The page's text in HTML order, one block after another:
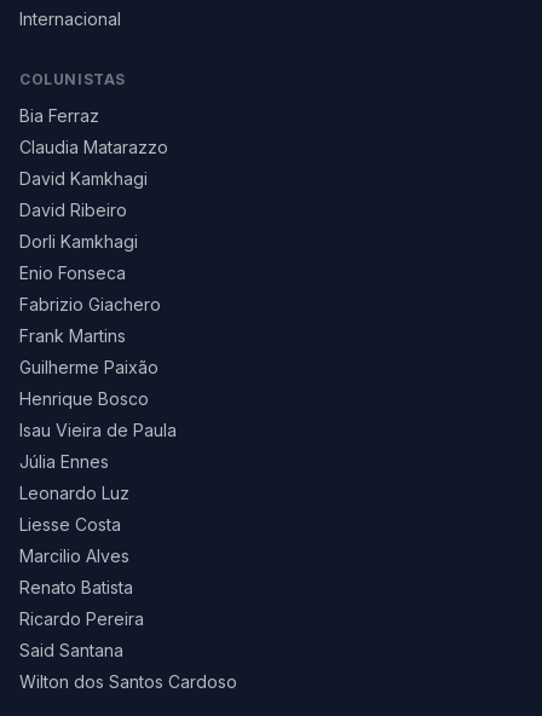
Internacional
COLUNISTAS
Bia Ferraz
Claudia Matarazzo
David Kamkhagi
David Ribeiro
Dorli Kamkhagi
Enio Fonseca
Fabrizio Giachero
Frank Martins
Guilherme Paixão
Henrique Bosco
Isau Vieira de Paula
Júlia Ennes
Leonardo Luz
Liesse Costa
Marcilio Alves
Renato Batista
Ricardo Pereira
Said Santana
Wilton dos Santos Cardoso